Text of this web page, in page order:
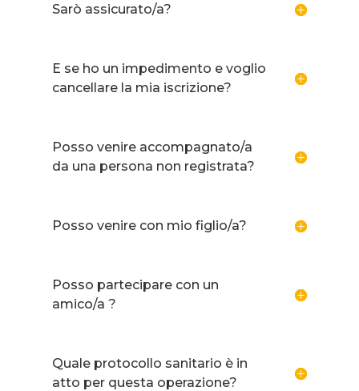
Sarò assicurato/a?
E se ho un impedimento e voglio
cancellare la mia iscrizione?
Posso venire accompagnato/a
da una persona non registrata?
Posso venire con mio figlio/a?
Posso partecipare con un
amico/a ?
Quale protocollo sanitario è in
atto per questa operazione?